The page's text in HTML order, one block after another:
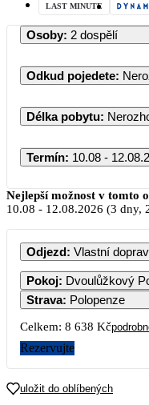
LAST MINUTE
Osoby: 2 dospělí
Odkud pojedete:
Délka pobytu:
Termín: 10.08 -
PO ÚT
3 4
10
4 319 4 319
17 18
Nejlepší možnost v tomto
10.08 - 12.08.2026 (3 dny,
Odjezd: Vlastní
Pokoj: Dvoulůžkový
Strava: Polopenze
Celkem: 8 638 Kč
Rezervujte
uložit do oblíbených